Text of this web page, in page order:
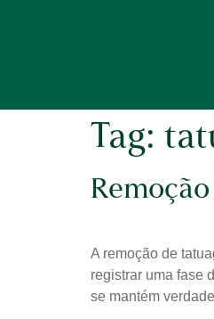
Tag:
A remoção de
registrar uma fase
se mantém